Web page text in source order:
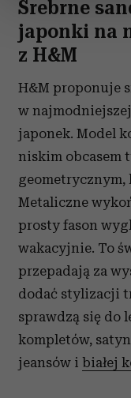
sekcji szczegółów.
zmienić lub
Wykorzystujemy
i reklam, aby
analizować ruch w
korzystasz z naszej
Partnerzy mogą
otrzymanymi od
Srebrne
japonki na
z H&M
H&M proponuje
w
japonek. Model
niskim obcasem
geometrycznym,
Metaliczne
prosty fason
wakacyjnie. To
przepadają za
dodać stylizacji
sprawdzą się do
kompletów,
jeansów i białej